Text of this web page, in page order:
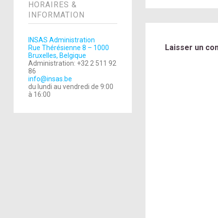
HORAIRES &
INFORMATION
INSAS Administration
Rue Thérésienne 8 – 1000
Bruxelles, Belgique
Administration: +32 2 511 92
86
info@insas.be
du lundi au vendredi de 9:00
à 16:00
Laisser un